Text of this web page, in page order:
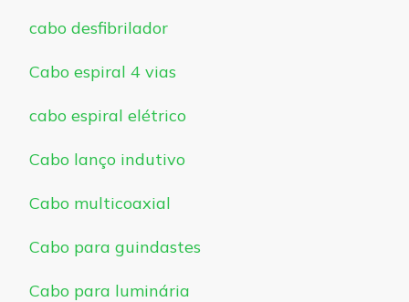
cabo desfibrilador
Cabo espiral 4 vias
cabo espiral elétrico
Cabo lanço indutivo
Cabo multicoaxial
Cabo para guindastes
Cabo para luminária